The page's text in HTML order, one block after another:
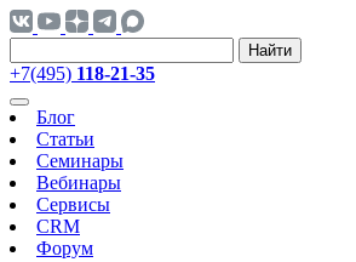
Найти
+7(495) 118-21-35
Блог
Статьи
Семинары
Вебинары
Сервисы
CRM
Форум